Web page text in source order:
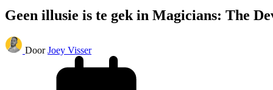
Geen illusie is te gek in Magicians: The
Door Joey Visser